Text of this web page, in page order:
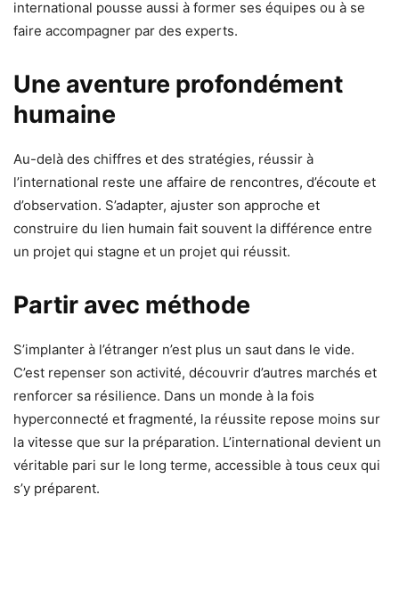
international pousse aussi à former ses équipes ou à se
faire accompagner par des experts.
Une aventure profondément
humaine
Au-delà des chiffres et des stratégies, réussir à
l’international reste une affaire de rencontres, d’écoute et
d’observation. S’adapter, ajuster son approche et
construire du lien humain fait souvent la différence entre
un projet qui stagne et un projet qui réussit.
Partir avec méthode
S’implanter à l’étranger n’est plus un saut dans le vide.
C’est repenser son activité, découvrir d’autres marchés et
renforcer sa résilience. Dans un monde à la fois
hyperconnecté et fragmenté, la réussite repose moins sur
la vitesse que sur la préparation. L’international devient un
véritable pari sur le long terme, accessible à tous ceux qui
s’y préparent.